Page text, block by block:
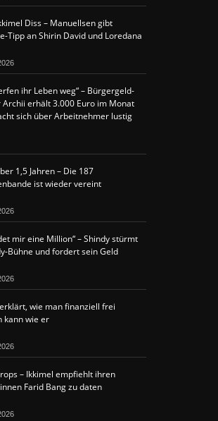
Diss – Manuellsen gibt
Tipp an Shirin David und Loredana
ihr Leben weg“ – Bürgergeld-
Archii erhält 3.000 Euro im Monat
sich über Arbeitnehmer lustig
1,5 Jahren – Die 187
ist wieder vereint
mir eine Million“ – Shindy stürmt
Bühne und fordert sein Geld
wie man finanziell frei
kann wie er
– Ikkimel empfiehlt ihren
Farid Bang zu daten